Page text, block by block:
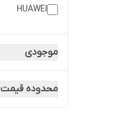
HUAWEI
SAMSUNG
موجودی
محدوده قیمت